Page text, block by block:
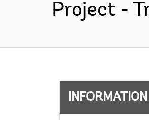
Project -
INFORMATION